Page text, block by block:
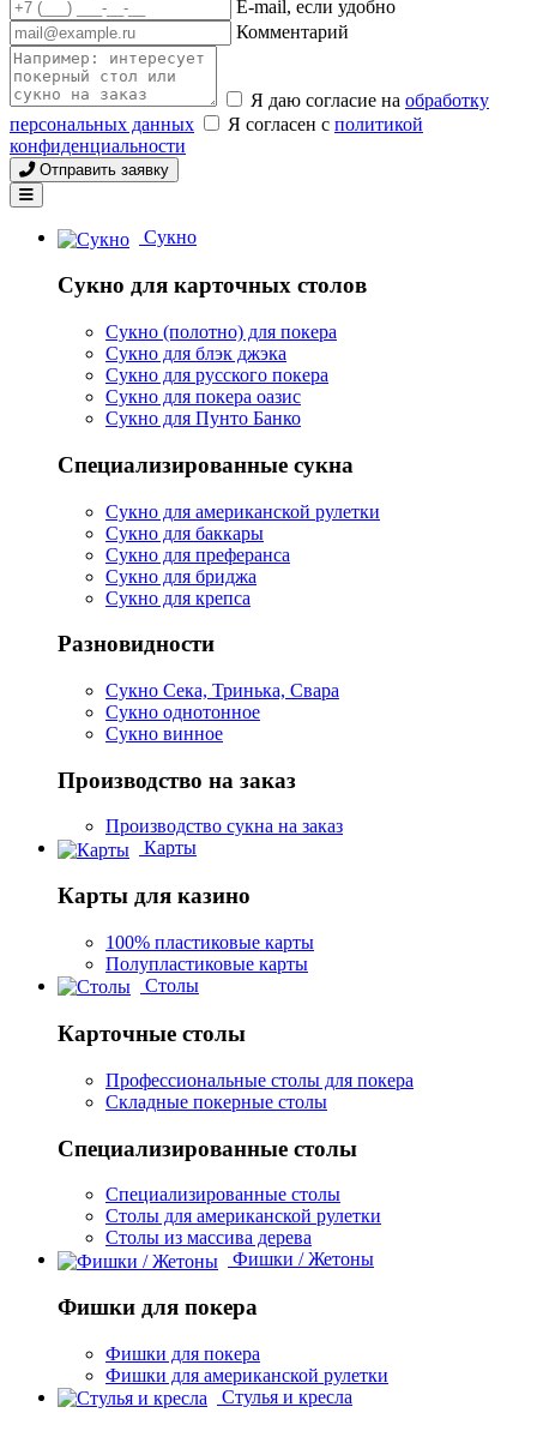
E-mail, если удобно
Комментарий
Я даю согласие на обработку
персональных данных
Я согласен с политикой
конфиденциальности
Отправить заявку
Сукно
Сукно для карточных столов
Сукно (полотно) для покера
Сукно для блэк джэка
Сукно для русского покера
Сукно для покера оазис
Сукно для Пунто Банко
Специализированные сукна
Сукно для американской рулетки
Сукно для баккары
Сукно для преферанса
Сукно для бриджа
Сукно для крепса
Разновидности
Сукно Сека, Тринька, Свара
Сукно однотонное
Сукно винное
Производство на заказ
Производство сукна на заказ
Карты
Карты для казино
100% пластиковые карты
Полупластиковые карты
Столы
Карточные столы
Профессиональные столы для покера
Складные покерные столы
Специализированные столы
Специализированные столы
Столы для американской рулетки
Столы из массива дерева
Фишки / Жетоны
Фишки для покера
Фишки для покера
Фишки для американской рулетки
Стулья и кресла